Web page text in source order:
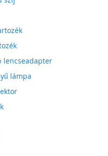
lencseadapter
lámpa